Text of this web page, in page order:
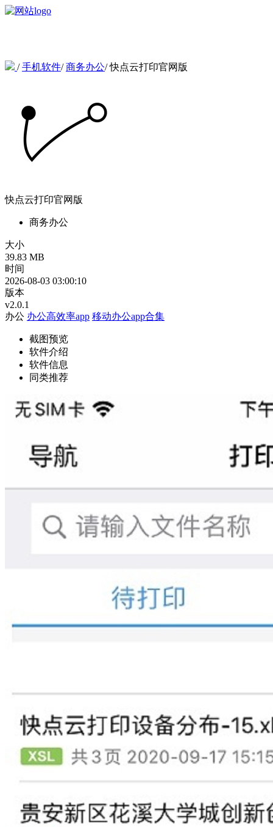
/手机软件/商务办公/快点云打印官网版
快点云打印官网版
商务办公
大小
39.83 MB
时间
2026-08-03 03:00:10
版本
v2.0.1
办公 办公高效率app 移动办公app合集
截图预览
软件介绍
软件信息
同类推荐